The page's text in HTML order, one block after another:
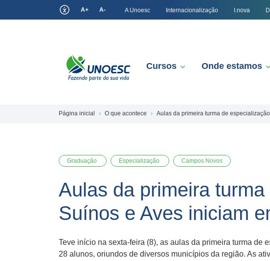
A+ A- A Unoesc Internacionalização I.nova
Cursos Onde estamos
Página inicial O que acontece Aulas da primeira turma de
Graduação Especialização Campos Novos
Aulas da primeira
Suínos e Aves iniciam
Teve início na sexta-feira (8), as aulas da primeira turma
28 alunos, oriundos de diversos municípios da região. As